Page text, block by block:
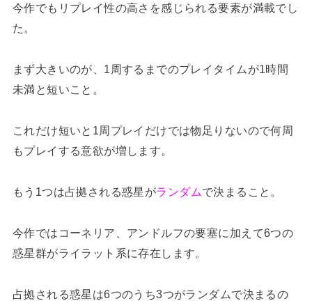
今作でもリプレイ性の高さを感じられる要素が満載でし
た。
まず大きいのが、1周するまでのプレイタイムが1時間
未満と短いこと。
これだけ短いと1周プレイだけでは物足りないので何周
もプレイする意欲が増します。
もう1つは占拠される惑星がランダムで決まること。
今作ではコーネリア、アンドルフの要塞に加えて6つの
惑星群がライラット系に存在します。
占拠される惑星は6つのうち3つがランダムで決まるの